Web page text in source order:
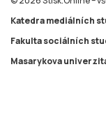
Fakulta sociálních
Masarykova